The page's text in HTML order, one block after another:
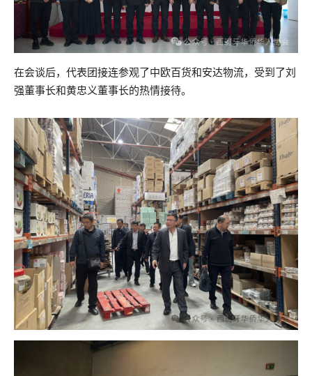
在会谈后，代表团接连参观了中欧百货和安达物流，受到了刘
强董事长和黄忠义董事长的热情接待。